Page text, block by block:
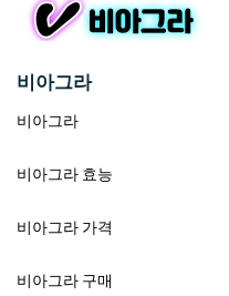
비아그라
비아그라
비아그라 효능
비아그라 가격
비아그라 구매